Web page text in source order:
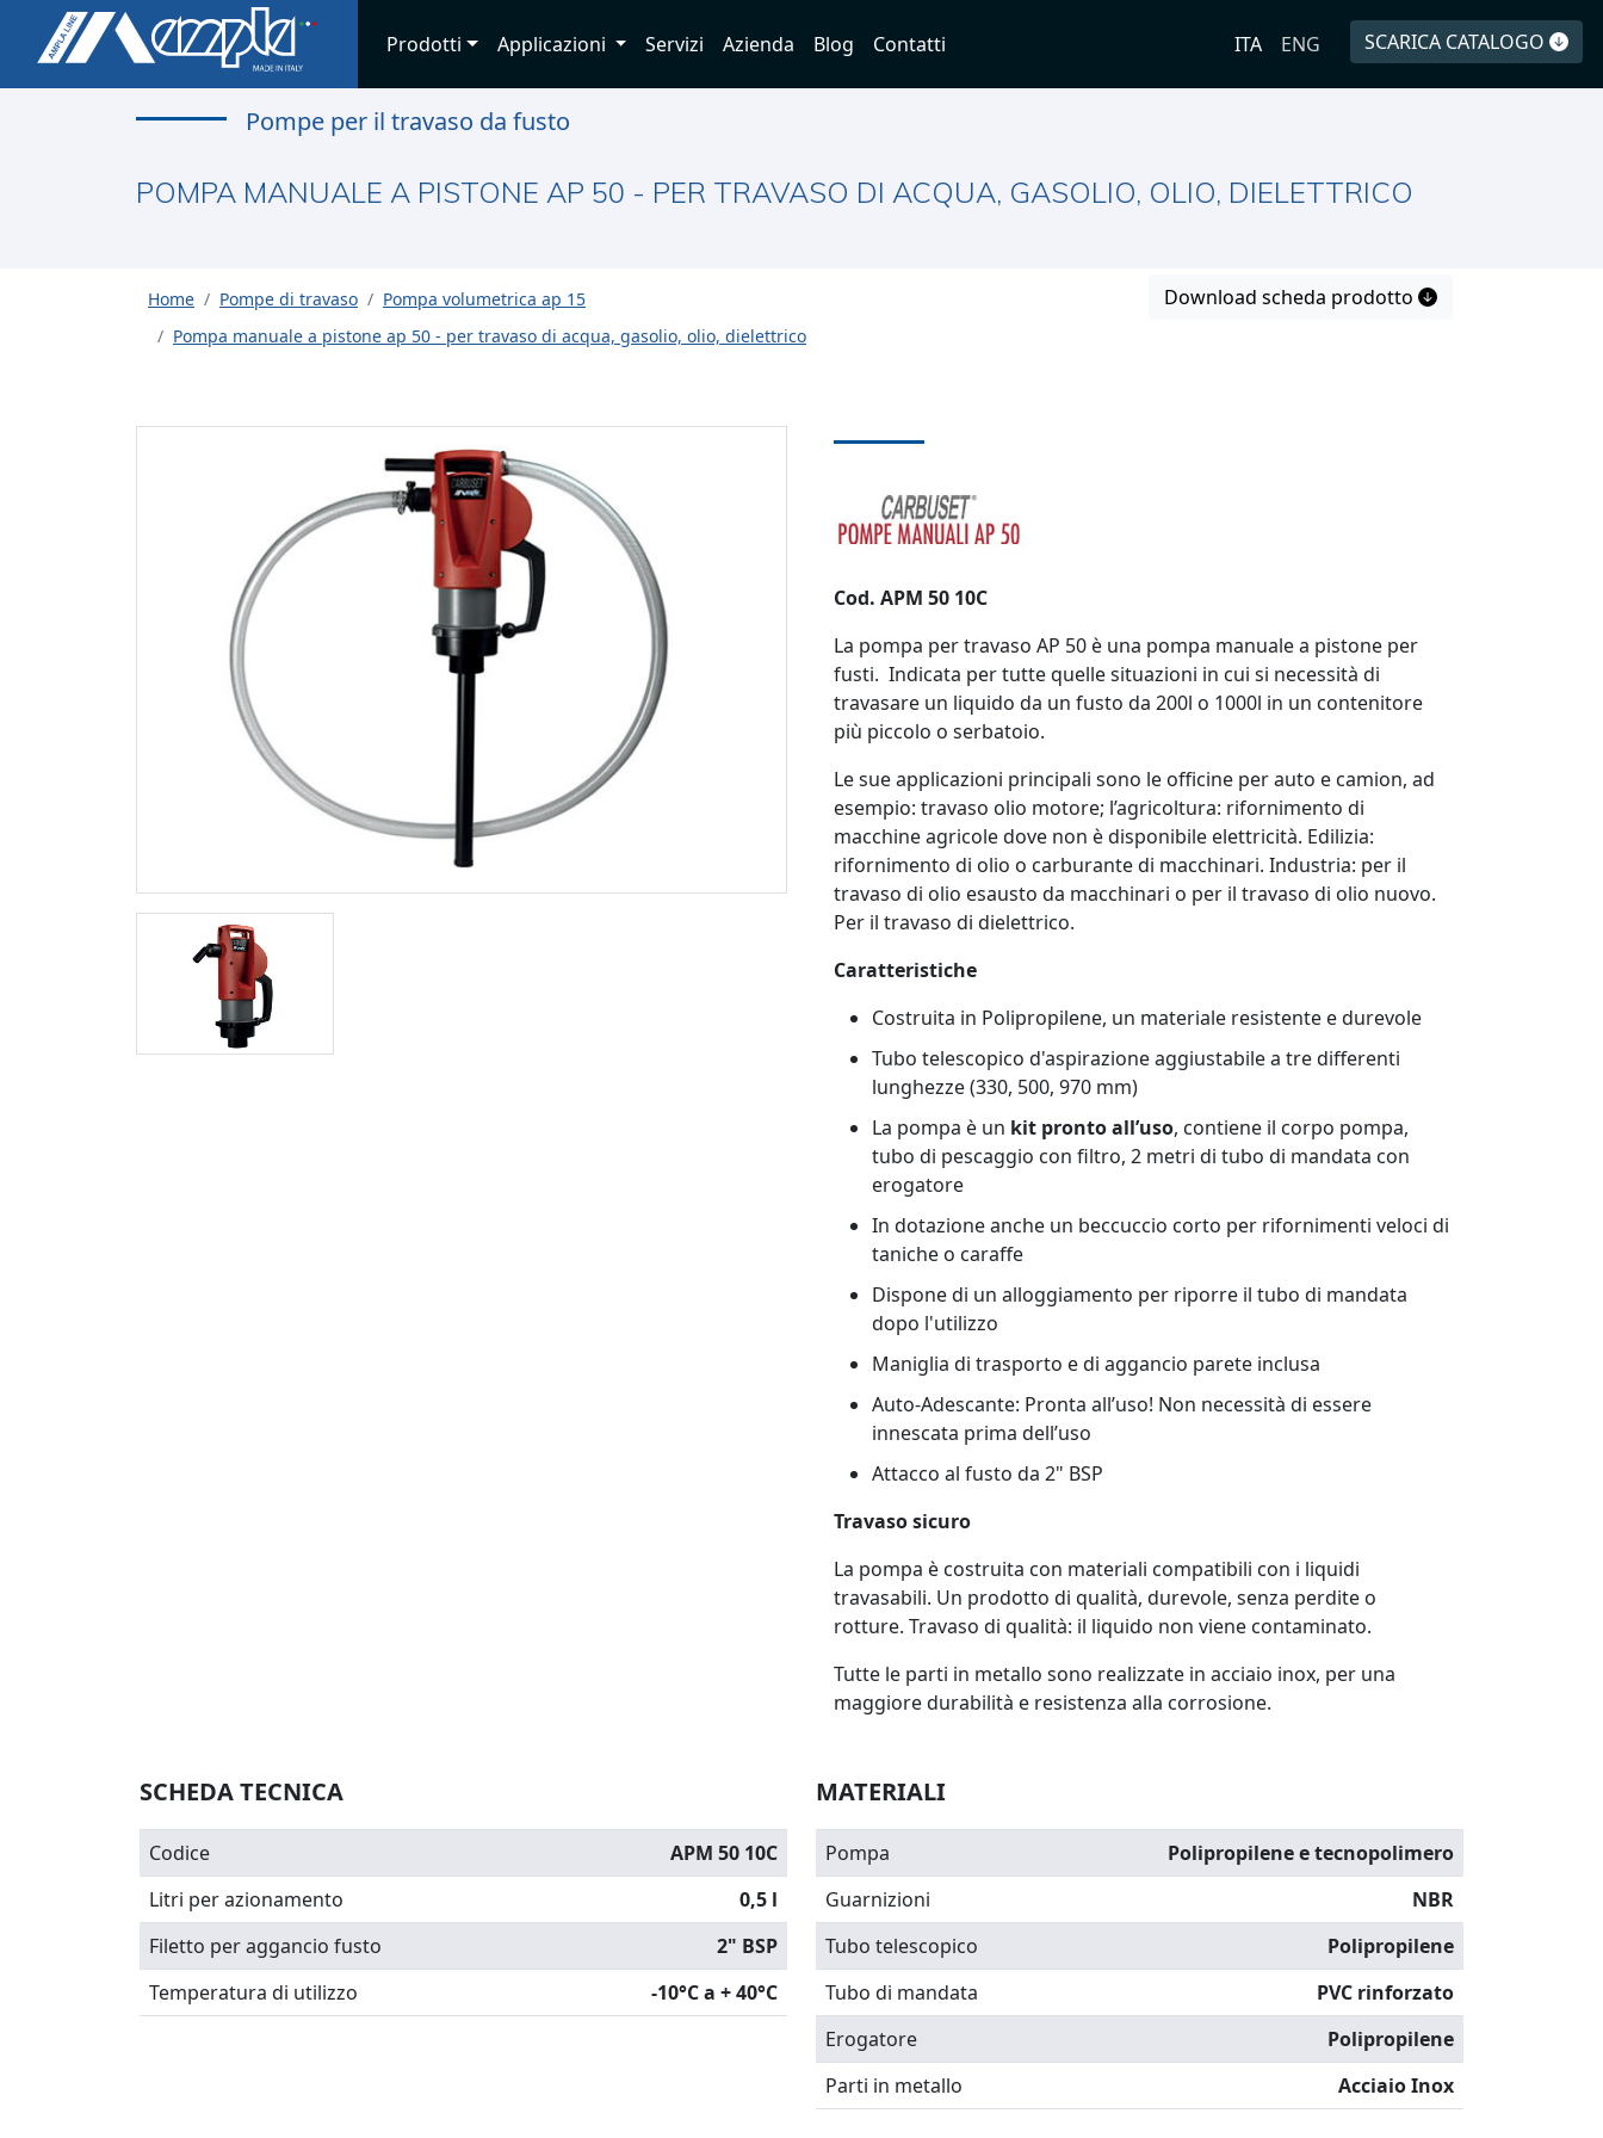
Prodotti Applicazioni Servizi Azienda Blog Contatti ITA ENG SCARICA CATALOGO
Pompe per il travaso da fusto
POMPA MANUALE A PISTONE AP 50 - PER TRAVASO DI ACQUA, GASOLIO, OLIO, DIELETTRICO
Home Pompe di travaso
Pompa volumetrica ap 15
Pompa manuale a pistone ap 50 - per travaso di acqua, gasolio, olio, dielettrico
Download scheda prodotto
Cod. APM 50 10C
La pompa per travaso AP 50 è una pompa manuale a pistone per
fusti. Indicata per tutte quelle situazioni in cui si necessità di
travasare un liquido da un fusto da 200l o 1000l in un contenitore
più piccolo o serbatoio.
Le sue applicazioni principali sono le officine per auto e camion, ad
esempio: travaso olio motore; l’agricoltura: rifornimento di
macchine agricole dove non è disponibile elettricità. Edilizia:
rifornimento di olio o carburante di macchinari. Industria: per il
travaso di olio esausto da macchinari o per il travaso di olio nuovo.
Per il travaso di dielettrico.
Caratteristiche
Costruita in Polipropilene, un materiale resistente e durevole
Tubo telescopico d'aspirazione aggiustabile a tre differenti
lunghezze (330, 500, 970 mm)
La pompa è un kit pronto all’uso, contiene il corpo pompa,
tubo di pescaggio con filtro, 2 metri di tubo di mandata con
erogatore
In dotazione anche un beccuccio corto per rifornimenti veloci di
taniche o caraffe
Dispone di un alloggiamento per riporre il tubo di mandata
dopo l'utilizzo
Maniglia di trasporto e di aggancio parete inclusa
Auto-Adescante: Pronta all’uso! Non necessità di essere
innescata prima dell’uso
Attacco al fusto da 2" BSP
Travaso sicuro
La pompa è costruita con materiali compatibili con i liquidi
travasabili. Un prodotto di qualità, durevole, senza perdite o
rotture. Travaso di qualità: il liquido non viene contaminato.
Tutte le parti in metallo sono realizzate in acciaio inox, per una
maggiore durabilità e resistenza alla corrosione.
SCHEDA TECNICA
Codice
APM 50 10C
Litri per azionamento
0,5 l
Filetto per aggancio fusto
2" BSP
Temperatura di utilizzo
-10°C a + 40°C
MATERIALI
Pompa
Polipropilene e tecnopolimero
Guarnizioni
NBR
Tubo telescopico
Polipropilene
Tubo di mandata
PVC rinforzato
Erogatore
Polipropilene
Parti in metallo
Acciaio Inox